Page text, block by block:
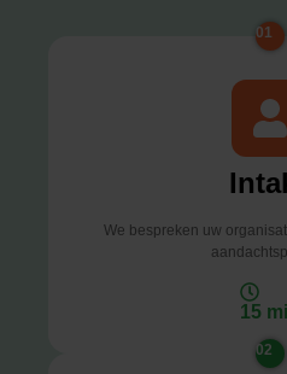
01
We bespreken uw
15
02